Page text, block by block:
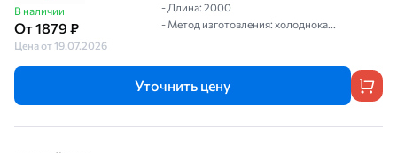
В наличии
От 1879 ₽
Цена от 19.07.2026
- Длина: 2000
- Метод изготовления: холоднока...
Уточнить цену